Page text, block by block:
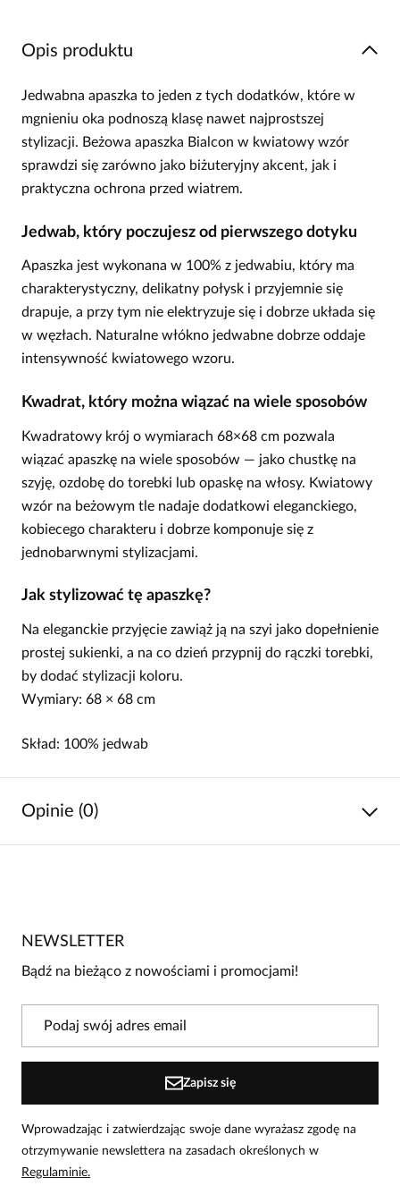
Opis produktu
Jedwabna apaszka to jeden z tych dodatków, które w
mgnieniu oka podnoszą klasę nawet najprostszej
stylizacji. Beżowa apaszka Bialcon w kwiatowy wzór
sprawdzi się zarówno jako biżuteryjny akcent, jak i
praktyczna ochrona przed wiatrem.
Jedwab, który poczujesz od pierwszego dotyku
Apaszka jest wykonana w 100% z jedwabiu, który ma
charakterystyczny, delikatny połysk i przyjemnie się
drapuje, a przy tym nie elektryzuje się i dobrze układa się
w węzłach. Naturalne włókno jedwabne dobrze oddaje
intensywność kwiatowego wzoru.
Kwadrat, który można wiązać na wiele sposobów
Kwadratowy krój o wymiarach 68×68 cm pozwala
wiązać apaszkę na wiele sposobów — jako chustkę na
szyję, ozdobę do torebki lub opaskę na włosy. Kwiatowy
wzór na beżowym tle nadaje dodatkowi eleganckiego,
kobiecego charakteru i dobrze komponuje się z
jednobarwnymi stylizacjami.
Jak stylizować tę apaszkę?
Na eleganckie przyjęcie zawiąż ją na szyi jako dopełnienie
prostej sukienki, a na co dzień przypnij do rączki torebki,
by dodać stylizacji koloru.
Wymiary: 68 × 68 cm
Skład: 100% jedwab
Opinie (0)
Bądź pierwszą osobą, która podzieli się opinią o tym
W naszej witrynie opinie mogą dodawać tylko
NEWSLETTER
Bądź na bieżąco z nowościami i promocjami!
Zapisz się
Wprowadzając i zatwierdzając swoje dane wyrażasz zgodę na
otrzymywanie newslettera na zasadach określonych w
Regulaminie.